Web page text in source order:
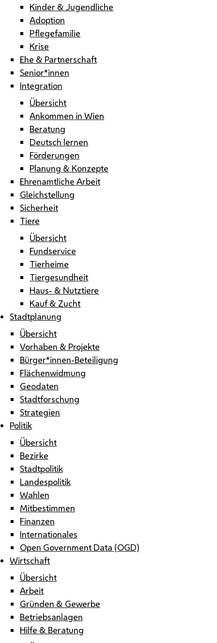
Kinder & Jugendliche
Adoption
Pflegefamilie
Krise
Ehe & Partnerschaft
Senior*innen
Integration
Übersicht
Ankommen in Wien
Beratung
Deutsch lernen
Förderungen
Planung & Konzepte
Ehrenamtliche Arbeit
Gleichstellung
Sicherheit
Tiere
Übersicht
Fundservice
Tierheime
Tiergesundheit
Haus- & Nutztiere
Kauf & Zucht
Stadtplanung
Übersicht
Vorhaben & Projekte
Bürger*innen-Beteiligung
Flächenwidmung
Geodaten
Stadtforschung
Strategien
Politik
Übersicht
Bezirke
Stadtpolitik
Landespolitik
Wahlen
Mitbestimmen
Finanzen
Internationales
Open Government Data (OGD)
Wirtschaft
Übersicht
Arbeit
Gründen & Gewerbe
Betriebsanlagen
Hilfe & Beratung